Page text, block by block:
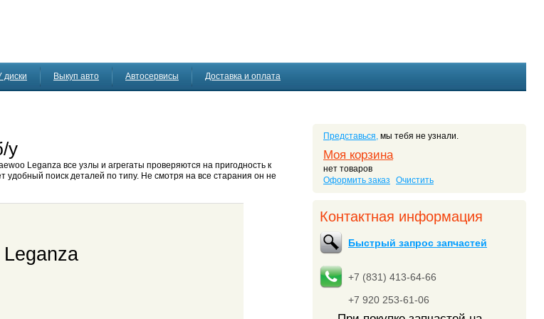
диски Выкуп авто Автосервисы Доставка и оплата
Представься, мы тебя не узнали.
Моя корзина
нет товаров
Оформить заказ
Очистить
Контактная информация
Быстрый запрос запчастей
+7 (831) 413-64-66
+7 920 253-61-06
у
Leganza все узлы и агрегаты проверяются на пригодность к
удобный поиск деталей по типу. Не смотря на все старания он не
Leganza